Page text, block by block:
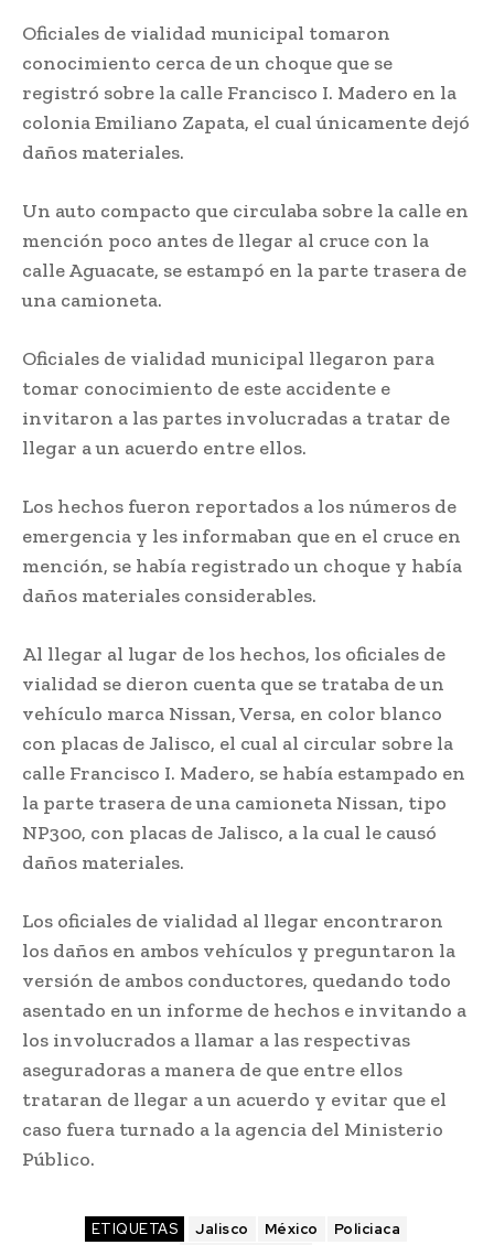
Oficiales de vialidad municipal tomaron
conocimiento cerca de un choque que se
registró sobre la calle Francisco I. Madero en la
colonia Emiliano Zapata, el cual únicamente dejó
daños materiales.
Un auto compacto que circulaba sobre la calle en
mención poco antes de llegar al cruce con la
calle Aguacate, se estampó en la parte trasera de
una camioneta.
Oficiales de vialidad municipal llegaron para
tomar conocimiento de este accidente e
invitaron a las partes involucradas a tratar de
llegar a un acuerdo entre ellos.
Los hechos fueron reportados a los números de
emergencia y les informaban que en el cruce en
mención, se había registrado un choque y había
daños materiales considerables.
Al llegar al lugar de los hechos, los oficiales de
vialidad se dieron cuenta que se trataba de un
vehículo marca Nissan, Versa, en color blanco
con placas de Jalisco, el cual al circular sobre la
calle Francisco I. Madero, se había estampado en
la parte trasera de una camioneta Nissan, tipo
NP300, con placas de Jalisco, a la cual le causó
daños materiales.
Los oficiales de vialidad al llegar encontraron
los daños en ambos vehículos y preguntaron la
versión de ambos conductores, quedando todo
asentado en un informe de hechos e invitando a
los involucrados a llamar a las respectivas
aseguradoras a manera de que entre ellos
trataran de llegar a un acuerdo y evitar que el
caso fuera turnado a la agencia del Ministerio
Público.
ETIQUETAS Jalisco México
Policiaca